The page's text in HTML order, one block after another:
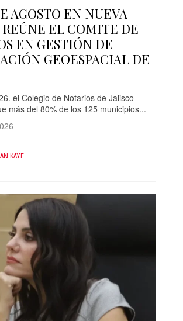
AGOSTO EN NUEVA
REÚNE EL COMITE DE
EN GESTIÓN DE
GEOESPACIAL DE
el Colegio de Notarios de Jalisco
más del 80% de los 125 municipios...
KAYE